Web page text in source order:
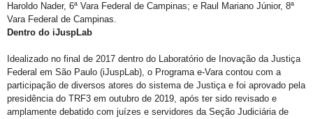
Haroldo Nader, 6ª Vara Federal de Campinas; e Raul Mariano Júnior, 8ª
Vara Federal de Campinas.
Dentro do iJuspLab
Idealizado no final de 2017 dentro do Laboratório de Inovação da Justiça
Federal em São Paulo (iJuspLab), o Programa e-Vara contou com a
participação de diversos atores do sistema de Justiça e foi aprovado pela
presidência do TRF3 em outubro de 2019, após ter sido revisado e
amplamente debatido com juízes e servidores da Seção Judiciária de